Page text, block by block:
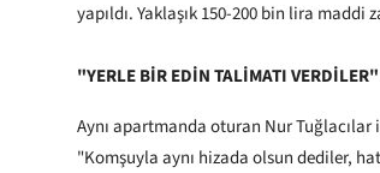
yapıldı. Yaklaşık 150-200 bin lira maddi
"YERLE BİR EDİN TALİMATI VERDİLER"
Aynı apartmanda oturan Nur Tuğlacılar
"Komşuyla aynı hizada olsun dediler,